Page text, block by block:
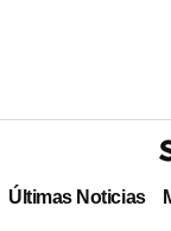
Últimas Noticias